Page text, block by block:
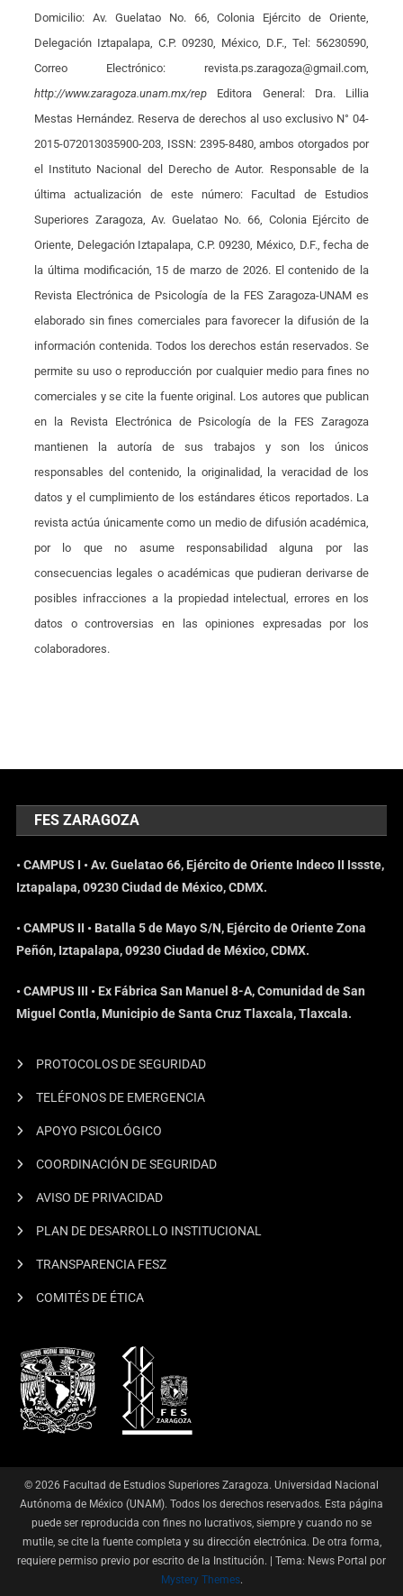
Domicilio: Av. Guelatao No. 66, Colonia Ejército de Oriente,
Delegación Iztapalapa, C.P. 09230, México, D.F., Tel: 56230590,
Correo Electrónico: revista.ps.zaragoza@gmail.com,
http://www.zaragoza.unam.mx/rep Editora General: Dra. Lillia
Mestas Hernández. Reserva de derechos al uso exclusivo N° 04-
2015-072013035900-203, ISSN: 2395-8480, ambos otorgados por
el Instituto Nacional del Derecho de Autor. Responsable de la
última actualización de este número: Facultad de Estudios
Superiores Zaragoza, Av. Guelatao No. 66, Colonia Ejército de
Oriente, Delegación Iztapalapa, C.P. 09230, México, D.F., fecha de
la última modificación, 15 de marzo de 2026. El contenido de la
Revista Electrónica de Psicología de la FES Zaragoza-UNAM es
elaborado sin fines comerciales para favorecer la difusión de la
información contenida. Todos los derechos están reservados. Se
permite su uso o reproducción por cualquier medio para fines no
comerciales y se cite la fuente original. Los autores que publican
en la Revista Electrónica de Psicología de la FES Zaragoza
mantienen la autoría de sus trabajos y son los únicos
responsables del contenido, la originalidad, la veracidad de los
datos y el cumplimiento de los estándares éticos reportados. La
revista actúa únicamente como un medio de difusión académica,
por lo que no asume responsabilidad alguna por las
consecuencias legales o académicas que pudieran derivarse de
posibles infracciones a la propiedad intelectual, errores en los
datos o controversias en las opiniones expresadas por los
colaboradores.
FES ZARAGOZA
• CAMPUS I • Av. Guelatao 66, Ejército de Oriente Indeco II Issste,
Iztapalapa, 09230 Ciudad de México, CDMX.
• CAMPUS II • Batalla 5 de Mayo S/N, Ejército de Oriente Zona
Peñón, Iztapalapa, 09230 Ciudad de México, CDMX.
• CAMPUS III • Ex Fábrica San Manuel 8-A, Comunidad de San
Miguel Contla, Municipio de Santa Cruz Tlaxcala, Tlaxcala.
PROTOCOLOS DE SEGURIDAD
TELÉFONOS DE EMERGENCIA
APOYO PSICOLÓGICO
COORDINACIÓN DE SEGURIDAD
AVISO DE PRIVACIDAD
PLAN DE DESARROLLO INSTITUCIONAL
TRANSPARENCIA FESZ
COMITÉS DE ÉTICA
© 2026 Facultad de Estudios Superiores Zaragoza. Universidad Nacional
Autónoma de México (UNAM). Todos los derechos reservados. Esta página
puede ser reproducida con fines no lucrativos, siempre y cuando no se
mutile, se cite la fuente completa y su dirección electrónica. De otra forma,
requiere permiso previo por escrito de la Institución.
Tema: News Portal por
Mystery Themes.